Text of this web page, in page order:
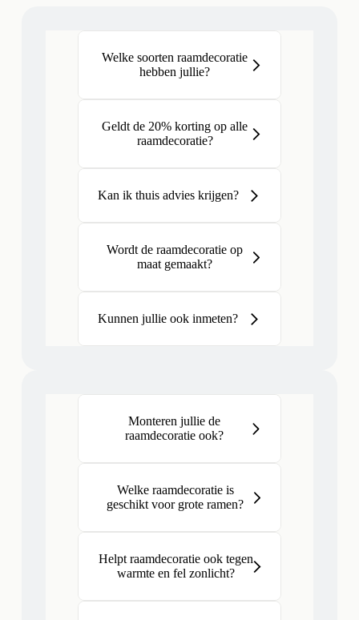
Welke soorten raamdecoratie
hebben jullie?
Geldt de 20% korting op alle
raamdecoratie?
Kan ik thuis advies krijgen?
Wordt de raamdecoratie op
maat gemaakt?
Kunnen jullie ook inmeten?
Monteren jullie de
raamdecoratie ook?
Welke raamdecoratie is
geschikt voor grote ramen?
Helpt raamdecoratie ook tegen
warmte en fel zonlicht?